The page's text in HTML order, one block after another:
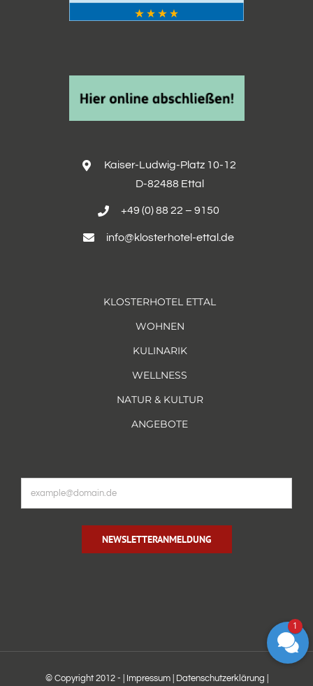
Kaiser-Ludwig-Platz 10-12
D-82488 Ettal
+49 (0) 88 22 – 9150
info@klosterhotel-ettal.de
KLOSTERHOTEL ETTAL
WOHNEN
KULINARIK
WELLNESS
NATUR & KULTUR
ANGEBOTE
NEWSLETTERANMELDUNG
© Copyright 2012 - Impressum| Datenschutzerklärung
1